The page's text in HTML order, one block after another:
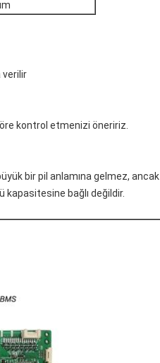
verilir
kontrol etmenizi öneririz.
bir pil anlamına gelmez, ancak
kapasitesine bağlı değildir.